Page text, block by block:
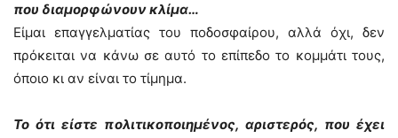
που διαμορφώνουν κλίμα…
Είμαι επαγγελματίας του ποδοσφαίρου, αλλά όχι, δεν
πρόκειται να κάνω σε αυτό το επίπεδο το κομμάτι τους,
όποιο κι αν είναι το τίμημα.
Το ότι είστε πολιτικοποιημένος, αριστερός, που έχει